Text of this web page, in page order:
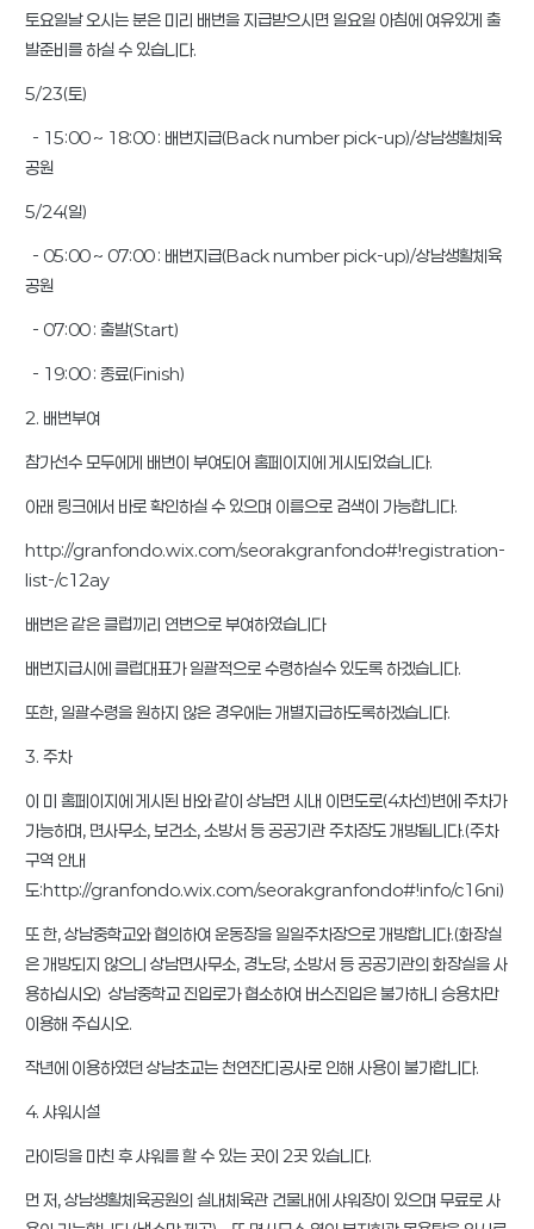
토요일날 오시는 분은 미리 배번을 지급받으시면 일요일 아침에 여유있게 출
발준비를 하실 수 있습니다.
5/23(토)
- 15:00 ~ 18:00 : 배번지급(Back number pick-up)/상남생활체육
공원
5/24(일)
- 05:00 ~ 07:00 : 배번지급(Back number pick-up)/상남생활체육
공원
- 07:00 : 출발(Start)
- 19:00 : 종료(Finish)
2. 배번부여
참가선수 모두에게 배번이 부여되어 홈페이지에 게시되었습니다.
아래 링크에서 바로 확인하실 수 있으며 이름으로 검색이 가능합니다.
http://granfondo.wix.com/seorakgranfondo#!registration-
list-/c12ay
배번은 같은 클럽끼리 연번으로 부여하였습니다
배번지급시에 클럽대표가 일괄적으로 수령하실수 있도록 하겠습니다.
또한, 일괄수령을 원하지 않은 경우에는 개별지급하도록하겠습니다.
3. 주차
이 미 홈페이지에 게시된 바와 같이 상남면 시내 이면도로(4차선)변에 주차가
가능하며, 면사무소, 보건소, 소방서 등 공공기관 주차장도 개방됩니다.(주차
구역 안내
도:http://granfondo.wix.com/seorakgranfondo#!info/c16ni)
또 한, 상남중학교와 협의하여 운동장을 일일주차장으로 개방합니다.(화장실
은 개방되지 않으니 상남면사무소, 경노당, 소방서 등 공공기관의 화장실을 사
용하십시오) 상남중학교 진입로가 협소하여 버스진입은 불가하니 승용차만
이용해 주십시오.
작년에 이용하였던 상남초교는 천연잔디공사로 인해 사용이 불가합니다.
4. 샤워시설
라이딩을 마친 후 샤워를 할 수 있는 곳이 2곳 있습니다.
먼 저, 상남생활체육공원의 실내체육관 건물내에 샤워장이 있으며 무료로 사